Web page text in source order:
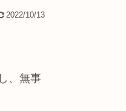
2022/10/13
、無事